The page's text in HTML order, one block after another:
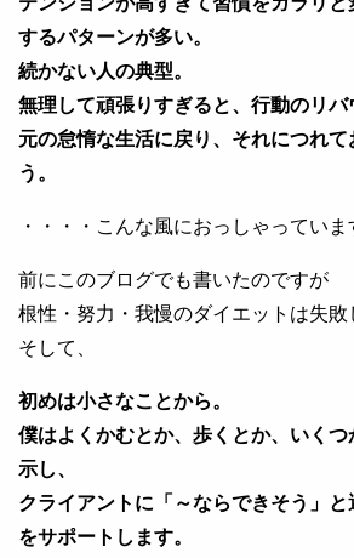
するパターンが多い。
続かない人の典型。
無理して頑張りすぎると、行動のリバ
元の怠惰な生活に戻り、それにつれ
う。
・・・・こんな風におっしゃっていま
前にこのブログでも書いたのですが
根性・努力・我慢のダイエットは失敗
そして、
初めは小さなことから。
僕はよくかむとか、歩くとか、いく
示し、
クライアントに「～ならできそう」
をサポートします。